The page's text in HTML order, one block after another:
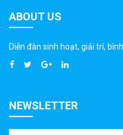
ABOUT US
Diễn đàn sinh hoạt, giải trí,
NEWSLETTER